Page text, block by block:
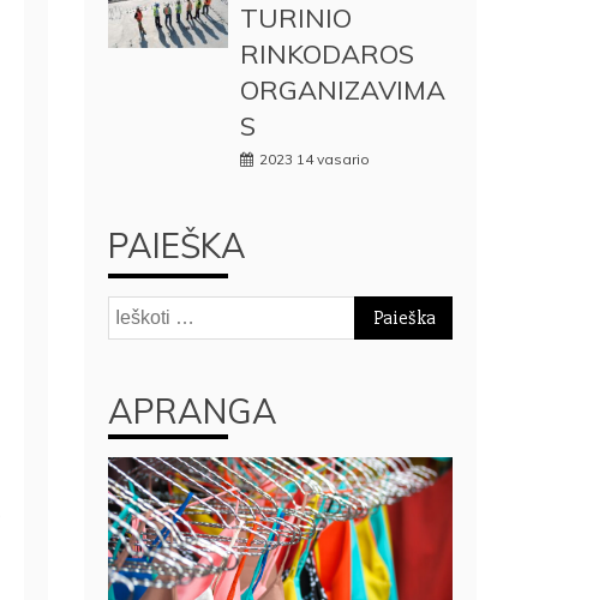
TURINIO
RINKODAROS
ORGANIZAVIMA
S
2023 14 vasario
PAIEŠKA
Ieškoti:
APRANGA